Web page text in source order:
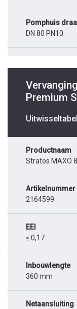
Pomphuis
DN 80 PN10
Premium
Uitwisseltabel
Productnaam
Stratos MAXO
Artikelnummer
2164599
EEI
≤ 0,17
Inbouwlengte
360 mm
Netaansluiting